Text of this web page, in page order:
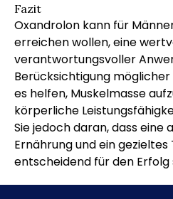
Fazit
Oxandrolon kann für
erreichen wollen, eine
verantwortungsvoller
Berücksichtigung
es helfen, Muskelmasse
körperliche
Sie jedoch daran, dass eine
Ernährung und ein
entscheidend für den Erfolg